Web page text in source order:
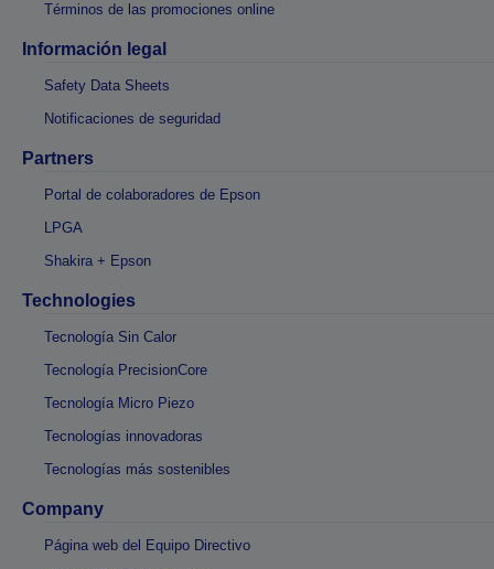
Términos de las promociones online
Información legal
Safety Data Sheets
Notificaciones de seguridad
Partners
Portal de colaboradores de Epson
LPGA
Shakira + Epson
Technologies
Tecnología Sin Calor
Tecnología PrecisionCore
Tecnología Micro Piezo
Tecnologías innovadoras
Tecnologías más sostenibles
Company
Página web del Equipo Directivo